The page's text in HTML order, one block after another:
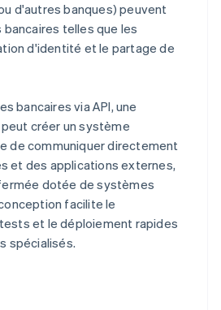
d'autres banques) peuvent
telles que les
d'identité et le partage de
bancaires via API, une
créer un système
de communiquer directement
et des applications externes,
dotée de systèmes
facilite le
et le déploiement rapides
spécialisés.